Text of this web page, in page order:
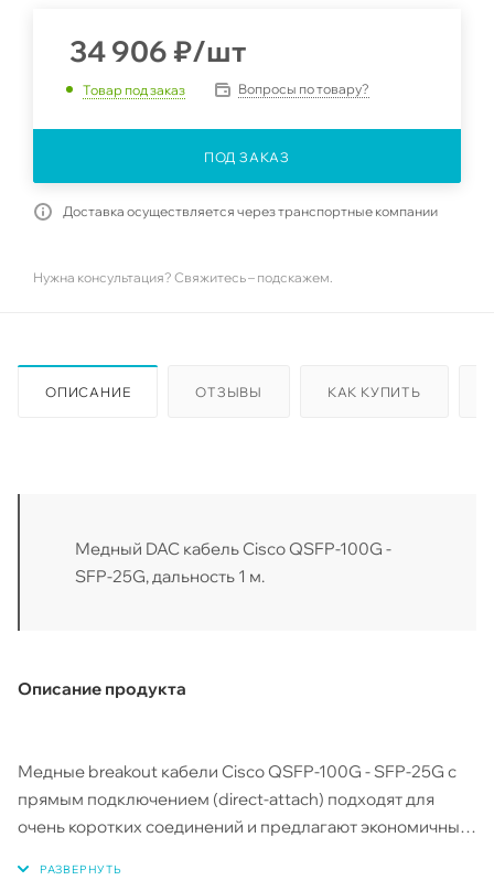
34 906 ₽/шт
Товар под заказ Вопросы по товару?
ПОД ЗАКАЗ
Доставка осуществляется через транспортные компании
Нужна консультация? Свяжитесь – подскажем.
ОПИСАНИЕ ОТЗЫВЫ КАК КУПИТЬ
Медный DAC кабель Cisco QSFP-100G -
SFP-25G, дальность 1 м.
Описание продукта
Медные breakout кабели Cisco QSFP-100G - SFP-25G с
прямым подключением (direct-attach) подходят для
очень коротких соединений и предлагают экономичный
внутри стоек, а также между соседними стойками.